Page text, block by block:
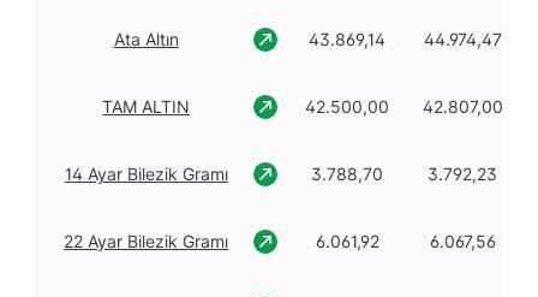
Ata Altın 43.869,14 44.974,47
TAM ALTIN 42.500,00 42.807,00
14 Ayar Bilezik Gramı 3.788,70 3.792,23
22 Ayar Bilezik Gramı 6.061,92 6.067,56